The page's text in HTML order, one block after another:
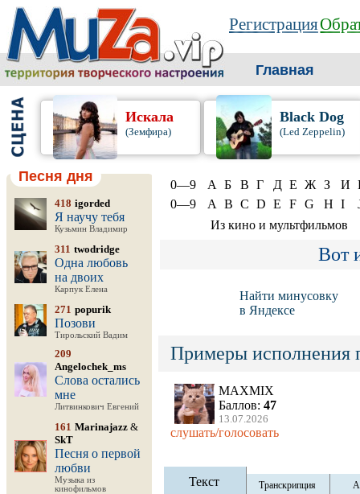
Регистрация
Главная
Искала
(Земфира)
Black Dog
(Led Zeppelin)
Песня дня
418 igorded
Я научу тебя
Кузьмин Владимир
311 twodridge
Одна любовь
на двоих
Карпук Елена
271 popurik
Позови
Тирольский Вадим
209
Angelochek_ms
Слова остались
мне
Литвинкович Евгений
161 Marinajazz &
SkT
Песня о первой
любви
Музыка из
кинофильмов
0—9 А Б В Г Д Е Ж З И
0—9
A B C D E F G H I
Из кино и мультфильмов
Вот
Найти минусовку
в Яндексе
Примеры исполнения
MAXMIX
Баллов: 47
13.07.2026
слушать/голосовать
Текст Транскрипция